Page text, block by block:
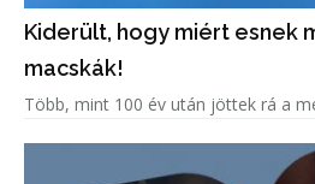
Kiderült, hogy miért esnek
macskák!
Több, mint 100 év után jöttek rá a